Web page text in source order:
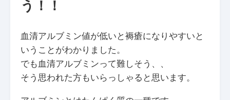
う！！
血清アルブミン値が低いと褥瘡になりやすいと
いうことがわかりました。
でも血清アルブミンって難しそう、、
そう思われた方もいらっしゃると思います。